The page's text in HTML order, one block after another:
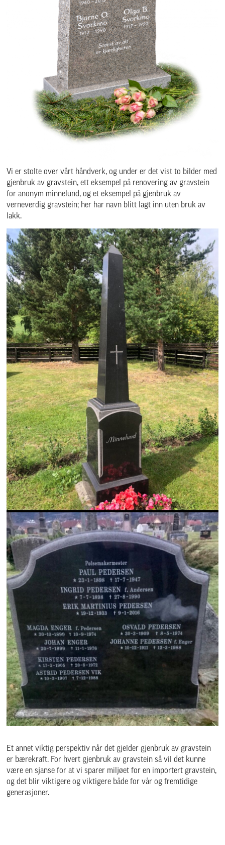
Vi er stolte over vårt håndverk, og under er det vist to bilder med
gjenbruk av gravstein, ett eksempel på renovering av gravstein
for anonym minnelund, og et eksempel på gjenbruk av
verneverdig gravstein; her har navn blitt lagt inn uten bruk av
lakk.
Et annet viktig perspektiv når det gjelder gjenbruk av gravstein
er bærekraft. For hvert gjenbruk av gravstein så vil det kunne
være en sjanse for at vi sparer miljøet for en importert gravstein,
og det blir viktigere og viktigere både for vår og fremtidige
generasjoner.